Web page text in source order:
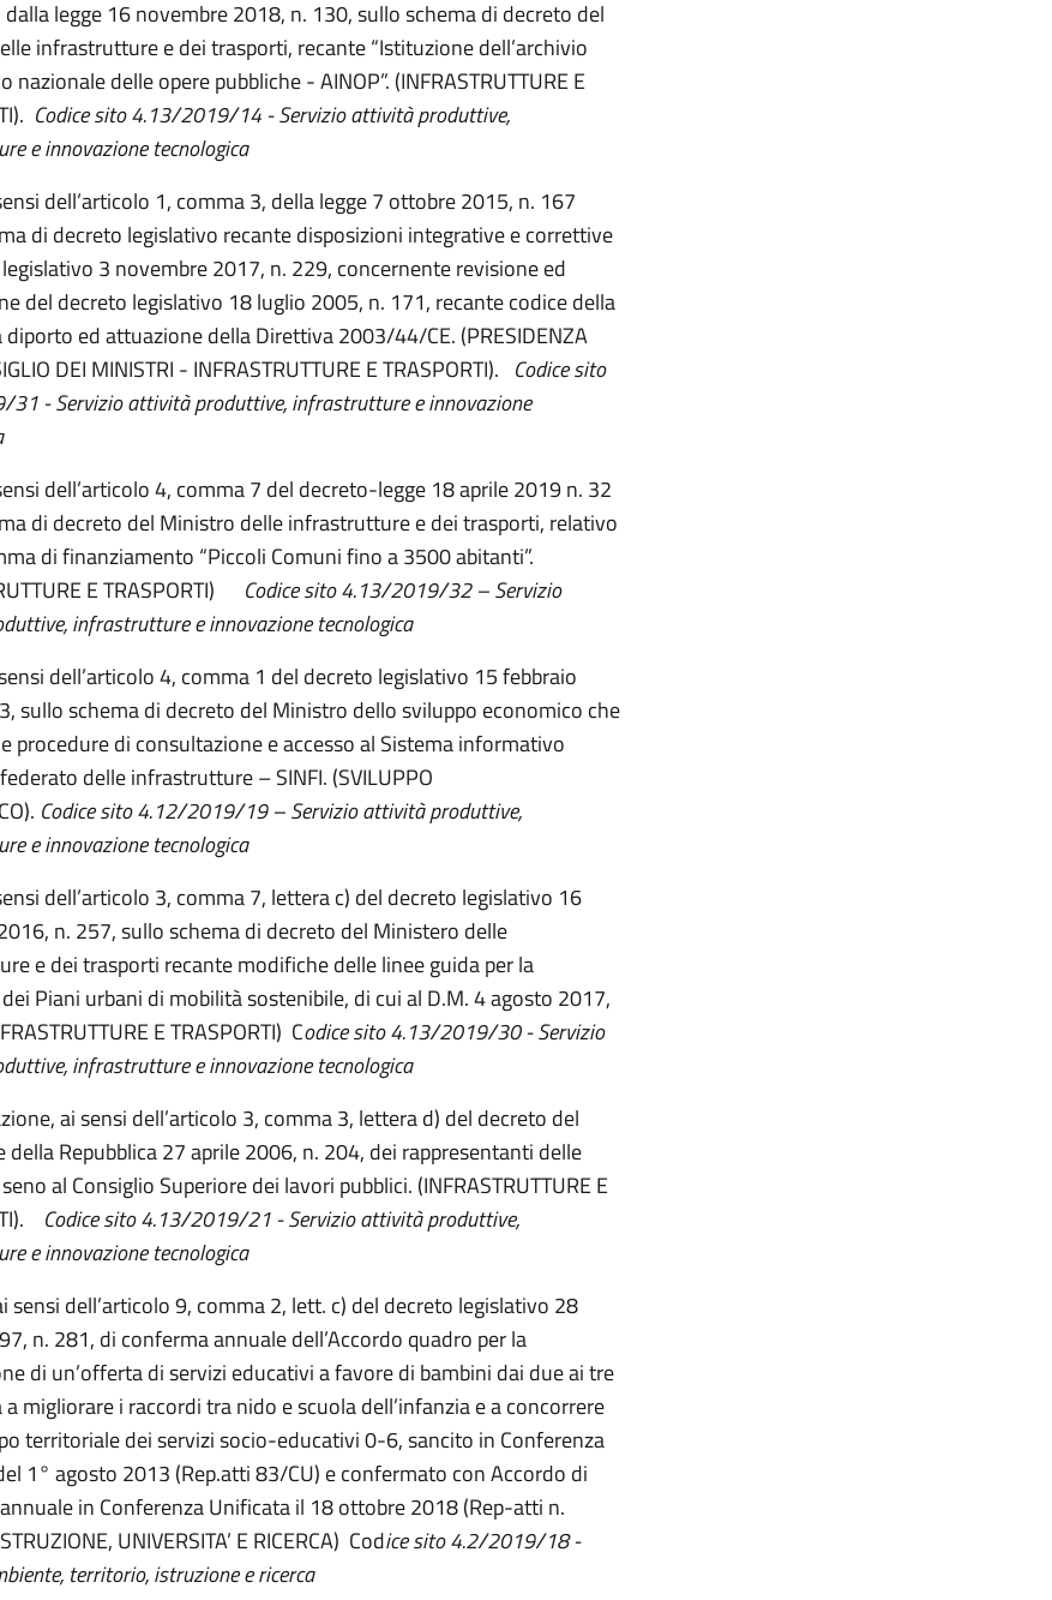
legge 16 novembre 2018, n. 130, sullo schema di decreto del
infrastrutture e dei trasporti, recante “Istituzione dell’archivio
nazionale delle opere pubbliche - AINOP”. (INFRASTRUTTURE E
Codice sito 4.13/2019/14 - Servizio attività produttive,
e innovazione tecnologica
dell’articolo 1, comma 3, della legge 7 ottobre 2015, n. 167
di decreto legislativo recante disposizioni integrative e correttive
3 novembre 2017, n. 229, concernente revisione ed
del decreto legislativo 18 luglio 2005, n. 171, recante codice della
diporto ed attuazione della Direttiva 2003/44/CE. (PRESIDENZA
DEI MINISTRI - INFRASTRUTTURE E TRASPORTI). Codice sito
- Servizio attività produttive, infrastrutture e innovazione
dell’articolo 4, comma 7 del decreto-legge 18 aprile 2019 n. 32
di decreto del Ministro delle infrastrutture e dei trasporti, relativo
di finanziamento “Piccoli Comuni fino a 3500 abitanti”.
E TRASPORTI) Codice sito 4.13/2019/32 – Servizio
infrastrutture e innovazione tecnologica
dell’articolo 4, comma 1 del decreto legislativo 15 febbraio
sullo schema di decreto del Ministro dello sviluppo economico che
procedure di consultazione e accesso al Sistema informativo
delle infrastrutture – SINFI. (SVILUPPO
Codice sito 4.12/2019/19 – Servizio attività produttive,
e innovazione tecnologica
dell’articolo 3, comma 7, lettera c) del decreto legislativo 16
n. 257, sullo schema di decreto del Ministero delle
e dei trasporti recante modifiche delle linee guida per la
Piani urbani di mobilità sostenibile, di cui al D.M. 4 agosto 2017,
E TRASPORTI) Codice sito 4.13/2019/30 - Servizio
infrastrutture e innovazione tecnologica
ai sensi dell’articolo 3, comma 3, lettera d) del decreto del
della Repubblica 27 aprile 2006, n. 204, dei rappresentanti delle
al Consiglio Superiore dei lavori pubblici. (INFRASTRUTTURE E
Codice sito 4.13/2019/21 - Servizio attività produttive,
e innovazione tecnologica
sensi dell’articolo 9, comma 2, lett. c) del decreto legislativo 28
n. 281, di conferma annuale dell’Accordo quadro per la
di un’offerta di servizi educativi a favore di bambini dai due ai tre
migliorare i raccordi tra nido e scuola dell’infanzia e a concorrere
territoriale dei servizi socio-educativi 0-6, sancito in Conferenza
1° agosto 2013 (Rep.atti 83/CU) e confermato con Accordo di
in Conferenza Unificata il 18 ottobre 2018 (Rep-atti n.
UNIVERSITA’ E RICERCA) Codice sito 4.2/2019/18 -
territorio, istruzione e ricerca